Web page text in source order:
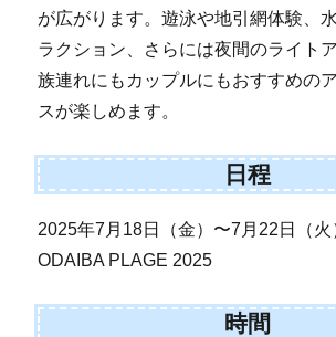
が広がります。遊泳や地引網体験、
ラクション、さらには夜間のライト
族連れにもカップルにもおすすめの
スが楽しめます。
日程
2025年7月18日（金）〜7月22日（火
ODAIBA PLAGE 2025
時間